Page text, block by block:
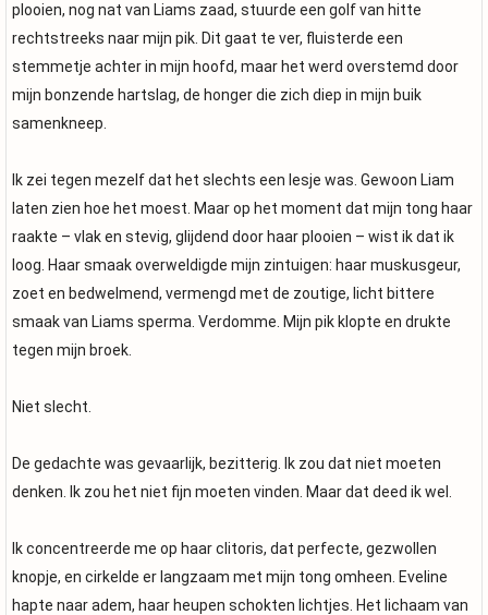
plooien, nog nat van Liams zaad, stuurde een golf van hitte
rechtstreeks naar mijn pik. Dit gaat te ver, fluisterde een
stemmetje achter in mijn hoofd, maar het werd overstemd door
mijn bonzende hartslag, de honger die zich diep in mijn buik
samenkneep.
Ik zei tegen mezelf dat het slechts een lesje was. Gewoon Liam
laten zien hoe het moest. Maar op het moment dat mijn tong haar
raakte – vlak en stevig, glijdend door haar plooien – wist ik dat ik
loog. Haar smaak overweldigde mijn zintuigen: haar muskusgeur,
zoet en bedwelmend, vermengd met de zoutige, licht bittere
smaak van Liams sperma. Verdomme. Mijn pik klopte en drukte
tegen mijn broek.
Niet slecht.
De gedachte was gevaarlijk, bezitterig. Ik zou dat niet moeten
denken. Ik zou het niet fijn moeten vinden. Maar dat deed ik wel.
Ik concentreerde me op haar clitoris, dat perfecte, gezwollen
knopje, en cirkelde er langzaam met mijn tong omheen. Eveline
hapte naar adem, haar heupen schokten lichtjes. Het lichaam van